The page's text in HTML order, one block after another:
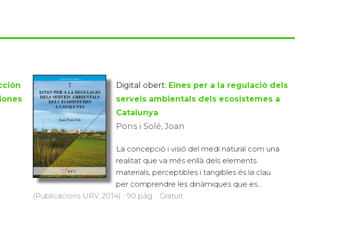
Digital obert: Eines per a la regulació dels
serveis ambientals dels ecosistemes a
Catalunya
Pons i Solé, Joan
La concepció i visió del medi natural com una
realitat que va més enllà dels elements
materials, perceptibles i tangibles és la clau
per comprendre les dinàmiques que es...
(Publicacions URV, 2014) · 90 pàg. · Gratuït